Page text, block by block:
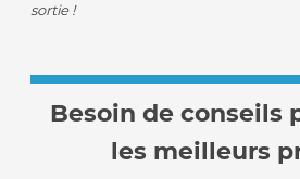
sortie !
Besoin de conseils
les meilleurs